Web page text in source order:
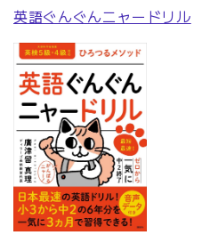
英語ぐんぐんニャードリル